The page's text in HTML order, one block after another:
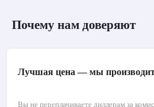
Почему нам доверяют
Лучшая цена — мы
Вы не переплачиваете диллерам за